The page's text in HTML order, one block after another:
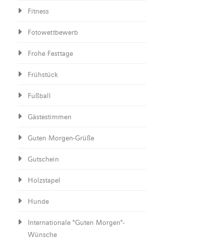
Fitness
Fotowettbewerb
Frohe Festtage
Frühstück
Fußball
Gästestimmen
Guten Morgen-Grüße
Gutschein
Holzstapel
Hunde
Internationale "Guten Morgen"-
Wünsche